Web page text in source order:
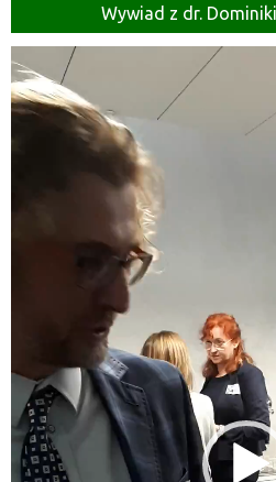
Wywiad z dr.
Odtwarzacz
video